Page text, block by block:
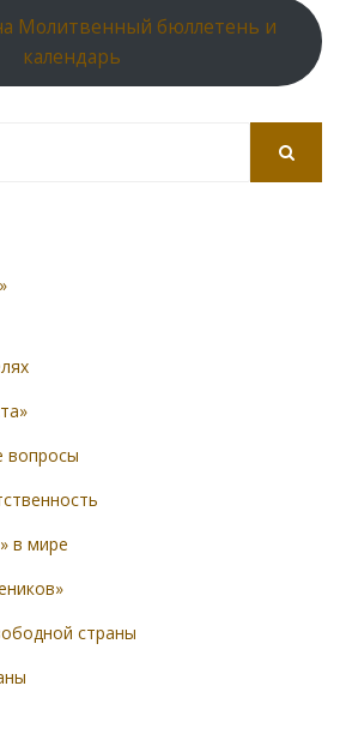
Молитвенный бюллетень и
календарь
вопросы
в мире
страны